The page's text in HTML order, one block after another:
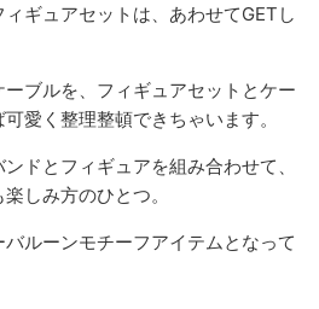
ギュアセットは、あわせてGETし
ブルを、フィギュアセットとケー
愛く整理整頓できちゃいます。
ドとフィギュアを組み合わせて、
しみ方のひとつ。
ルーンモチーフアイテムとなって